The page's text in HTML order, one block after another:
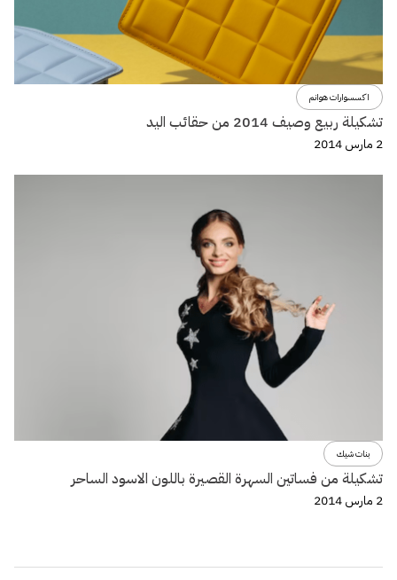
اكسسوارات هوانم
تشكيلة ربيع وصيف 2014 من حقائب اليد
2 مارس 2014
بنات شيك
تشكيلة من فساتين السهرة القصيرة باللون الاسود الساحر
2 مارس 2014